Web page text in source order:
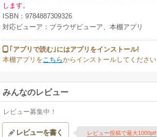
します。
ISBN：9784887309326
対応ビューア：ブラウザビューア、本棚アプリ
｢アプリで読む｣にはアプリをインストール!
本棚アプリを こちらからインストールしてください
みんなのレビュー
レビュー募集中！
レビューを書く レビュー投稿で最大1000pt!